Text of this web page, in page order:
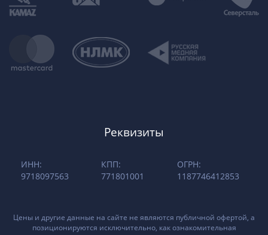
Реквизиты
ИНН:
9718097563
КПП:
771801001
ОГРН:
1187746412853
Цены и другие данные на сайте не являются публичной офертой, а
позиционируются исключительно, как ознакомительная